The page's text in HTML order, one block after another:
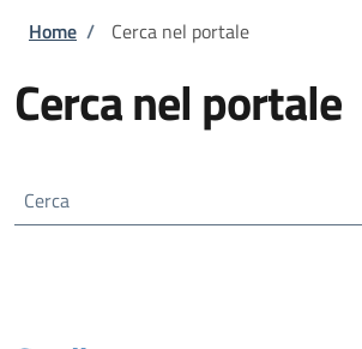
Briciole di pane
Home / Cerca nel portale
Cerca nel portale
Cerca